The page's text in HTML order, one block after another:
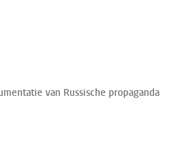
WhatsApp
via Mastodon
van Russische propaganda